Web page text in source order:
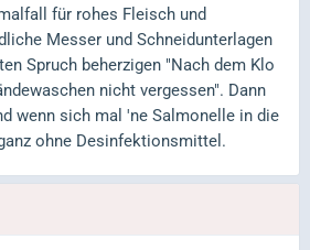
für rohes Fleisch und
Messer und Schneidunterlagen
Spruch beherzigen "Nach dem Klo
nicht vergessen". Dann
wenn sich mal 'ne Salmonelle in die
ohne Desinfektionsmittel.